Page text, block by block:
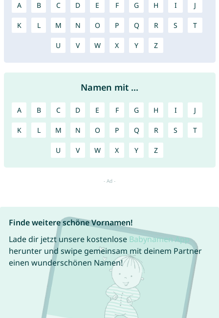
A B C D E F G H I J
K L M N O P Q R S T
U V W X Y Z
Namen mit ...
A B C D E F G H I J
K L M N O P Q R S T
U V W X Y Z
Finde weitere schöne Vornamen!
Lade dir jetzt unsere kostenlose Babynamen App
herunter und swipe gemeinsam mit deinem Partner
einen wunderschönen Namen!